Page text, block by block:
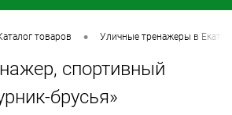
товаров • Уличные тренажеры в
спортивный
брусья»